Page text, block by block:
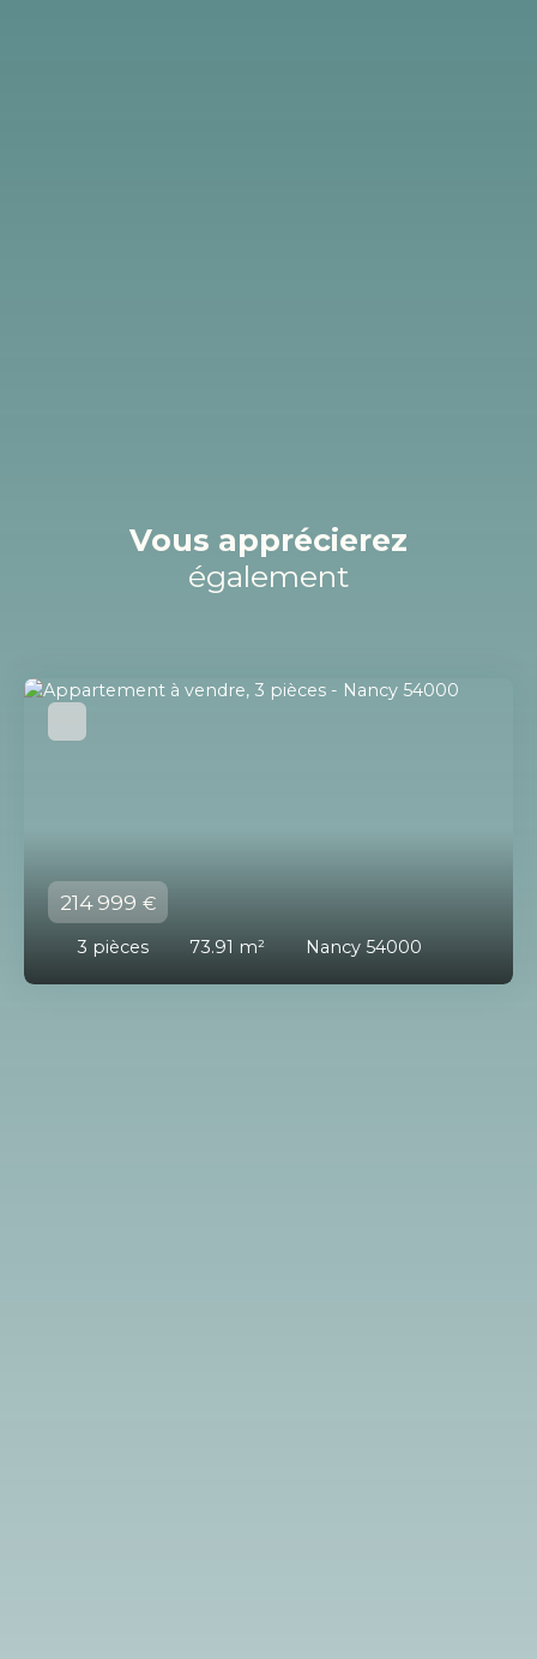
Vous apprécierez
également
214 999 €
3 pièces 73.91 m² Nancy 54000